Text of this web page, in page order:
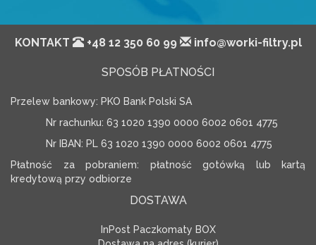
KONTAKT +48 12 350 60 99 info@worki-filtry.pl
SPOSÓB PŁATNOŚCI
Przelew bankowy: PKO Bank Polski SA
Nr rachunku: 63 1020 1390 0000 6002 0601 4775
Nr IBAN: PL 63 1020 1390 0000 6002 0601 4775
Płatność za pobraniem: płatność gotówką lub kartą
kredytową przy odbiorze
DOSTAWA
InPost Paczkomaty BOX